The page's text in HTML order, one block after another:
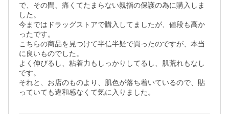
で、その間、痛くてたまらない親指の保護の為に購入しま
した。
今まではドラッグストアで購入してましたが、値段も高か
ったです。
こちらの商品を見つけて半信半疑で買ったのですが、本当
に良いものでした。
よく伸びるし、粘着力もしっかりしてるし、肌荒れもなし
です。
それと、お店のものより、肌色が落ち着いているので、貼
っていても違和感なくて気に入りました。